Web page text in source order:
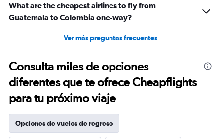
What are the cheapest airlines to fly from
Guatemala to Colombia one-way?
Ver más preguntas frecuentes
Consulta miles de opciones
diferentes que te ofrece Cheapflights
para tu próximo viaje
Opciones de vuelos de regreso